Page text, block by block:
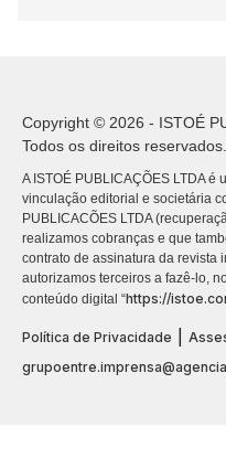
Copyright © 2026 - ISTOÉ
Todos os direitos reservados.
A ISTOÉ PUBLICAÇÕES LTDA
vinculação editorial e societária
PUBLICACÕES LTDA
realizamos cobranças e que
contrato de assinatura da revista
autorizamos terceiros a fazê-lo,
conteúdo digital “https://
Política de Privacidade